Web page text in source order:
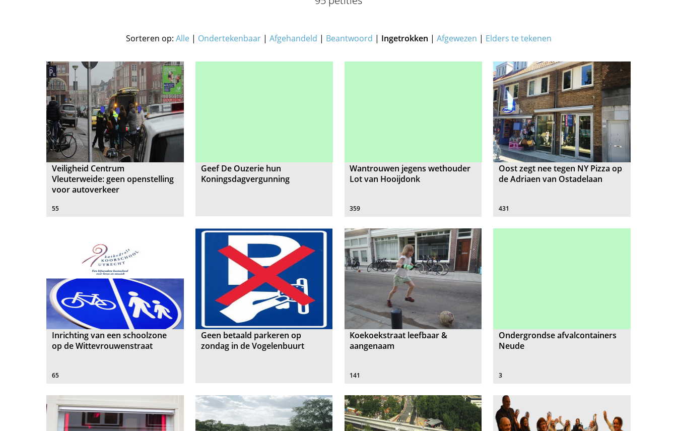
Sorteren op: Alle| Ondertekenbaar| Afgehandeld | Beantwoord | Ingetrokken | Afgewezen | Elders te tekenen
Veiligheid Centrum
Vleuterweide: geen openstelling
voor autoverkeer
55
Geef De Ouzerie hun
Koningsdagvergunning
Wantrouwen jegens wethouder
Lot van Hooijdonk
359
Oost zegt nee tegen NY Pizza op
de Adriaen van Ostadelaan
431
Inrichting van een schoolzone
op de Wittevrouwenstraat
65
Geen betaald parkeren op
zondag in de Vogelenbuurt
Koekoekstraat leefbaar &
aangenaam
141
Ondergrondse afvalcontainers
Neude
3